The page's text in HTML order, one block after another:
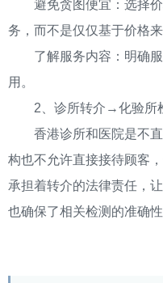
避免贪图便宜：选择价
务，而不是仅仅基于价格来
了解服务内容：明确服
用。
2、诊所转介→化验所
香港诊所和医院是不直
构也不允许直接接待顾客
承担着转介的法律责任，
也确保了相关检测的准确性